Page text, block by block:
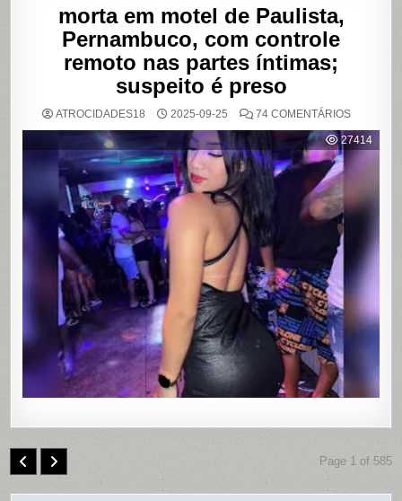
morta em motel de Paulista,
Pernambuco, com controle
remoto nas partes íntimas;
suspeito é preso
ATROCIDADES18 2025-09-25 74 COMENTÁRIOSEM
DE
20
ANOS
EM
MOTEL
COM
REMOTO
PARTES
É
27414
Page 1 of 585